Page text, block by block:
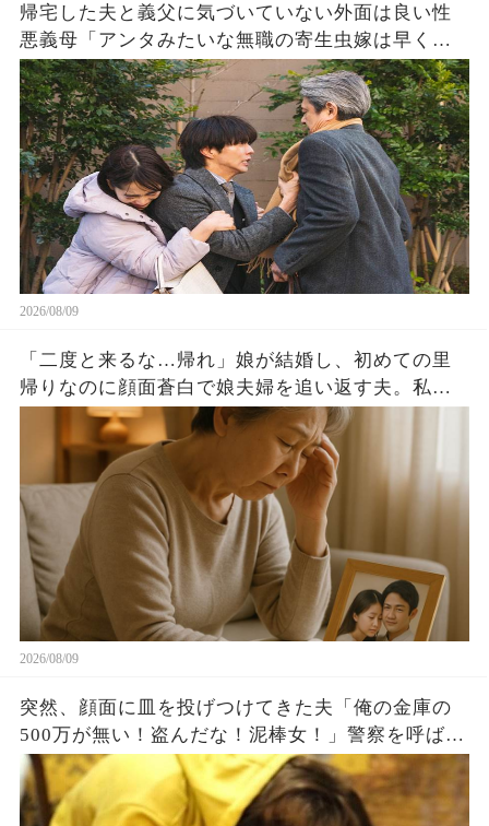
帰宅した夫と義父に気づいていない外面は良い性
悪義母「アンタみたいな無職の寄生虫嫁は早く離
婚しろw」直後、夫・義父「全て聞いたぞ」義母
「え」2人がブチギレた結果w
2026/08/09
「二度と来るな…帰れ」娘が結婚し、初めての里
帰りなのに顔面蒼白で娘夫婦を追い返す夫。私
「なんで？どうしたの？」夫「落ち着いて聞け…
実は」
2026/08/09
突然、顔面に皿を投げつけてきた夫「俺の金庫の
500万が無い！盗んだな！泥棒女！」警察を呼ばれ
連行されそうだったので、私「じゃ証拠動画提出
するね」夫「え、動画？」結果w